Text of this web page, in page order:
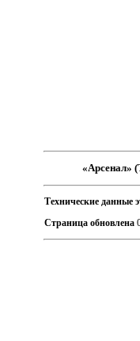
«Арсенал»
Технические данные
Страница обновлена